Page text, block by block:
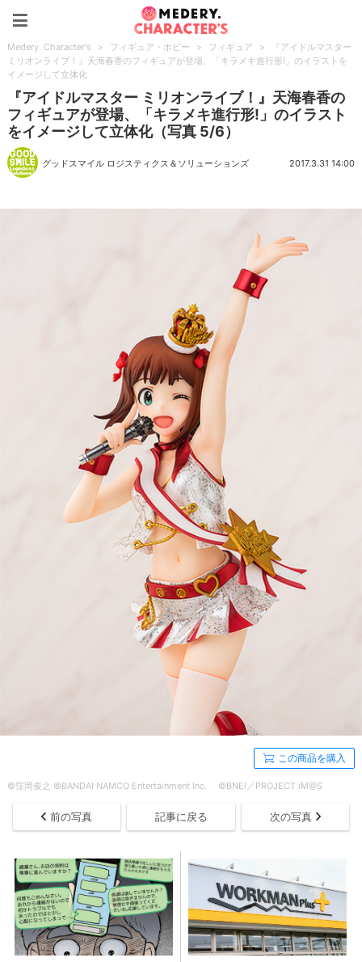
Medery. Character's > フィギュア・ホビー > フィギュア >
『アイドルマスター
ミリオンライブ！』天海春香のフィギュアが登場、「キラメキ進行形!」のイラストを
イメージして立体化
『アイドルマスター ミリオンライブ！』天海春香の
フィギュアが登場、「キラメキ進行形!」のイラスト
をイメージして立体化（写真 5/6）
グッドスマイル ロジスティクス＆ソリューションズ 2017.3.31 14:00
この商品を購入
©窪岡俊之 ©BANDAI NAMCO Entertainment Inc. ©BNEI／PROJECT iM@S
前の写真 記事に戻る 次の写真